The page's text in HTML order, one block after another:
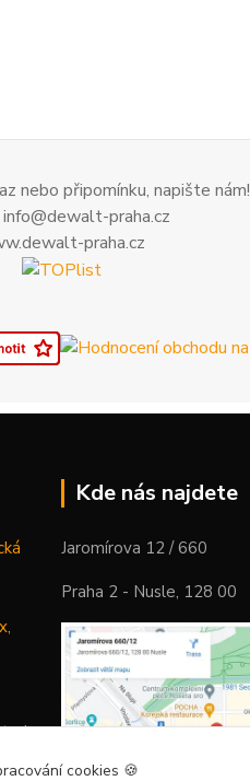
nebo připomínku, napište nám!
info@dewalt-praha.cz
praha.cz
Kde nás najdete
Jaromírova 12 / 660
Praha 2 - Nusle, 128 00
cookies 🍪